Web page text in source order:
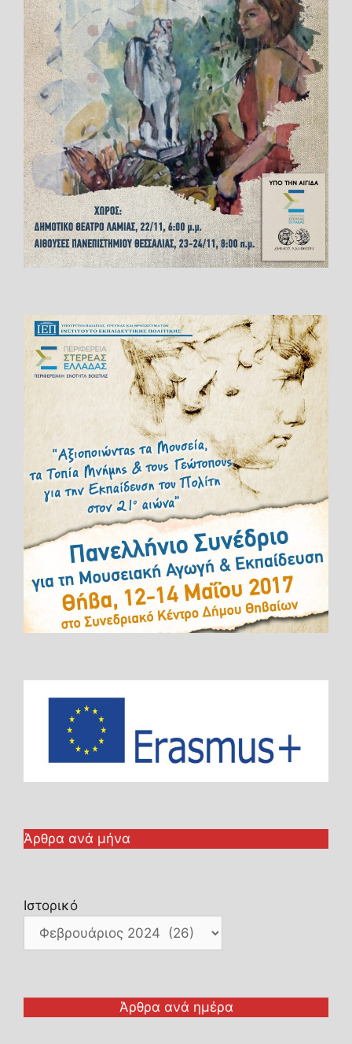
Άρθρα ανά μήνα
Ιστορικό
Άρθρα ανά ημέρα